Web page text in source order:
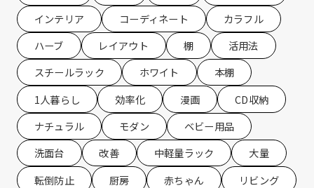
インテリア
コーディネート
カラフル
ハーブ
レイアウト 棚
活用法
スチールラック
ホワイト
本棚
1人暮らし
効率化 漫画
CD収納
ナチュラル
モダン
ベビー用品
洗面台
改善 中軽量ラック
大量
転倒防止
厨房 赤ちゃん
リビング